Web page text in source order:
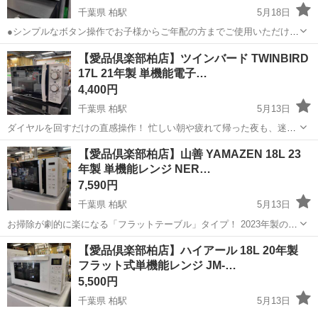
千葉県 柏駅
5月18日
●シンプルなボタン操作でお子様からご年配の方までご使用いただけま
す。 ●庫内ひろびろ設計で大きめのコンビニ弁当もそのまま温め可
能。フラットなので間口も広く、庫内の汚れも簡単拭き取り。 ●選べ
る3段階出力。ワンタッチあたた...
千葉 柏市 柏駅 キッチン家電 アイリスオーヤマ
【愛品倶楽部柏店】ツインバード TWINBIRD
17L 21年製 単機能電子…
4,400円
千葉県 柏駅
5月13日
ダイヤルを回すだけの直感操作！ 忙しい朝や疲れて帰った夜も、迷わ
ずサッと温められるのが単機能レンジの最大の魅力です。 最大700W
のハイパワー出力で、お弁当の温めもスピーディー。 「解凍」や「煮
込み」モードも完備し...
千葉 柏市 柏駅 キッチン家電
【愛品倶楽部柏店】山善 YAMAZEN 18L 23
年製 単機能レンジ NER…
7,590円
千葉県 柏駅
5月13日
お掃除が劇的に楽になる「フラットテーブル」タイプ！ 2023年製の高
年式モデルが入荷しました。 回転皿がないので、大きなお弁当も引っ
かからずスムーズ。 汚れてもサッと拭くだけで、庫内を常に清潔に保
てます。 「...
千葉 柏市 柏駅 キッチン家電
【愛品倶楽部柏店】ハイアール 18L 20年製
フラット式単機能レンジ JM-…
5,500円
千葉県 柏駅
5月13日